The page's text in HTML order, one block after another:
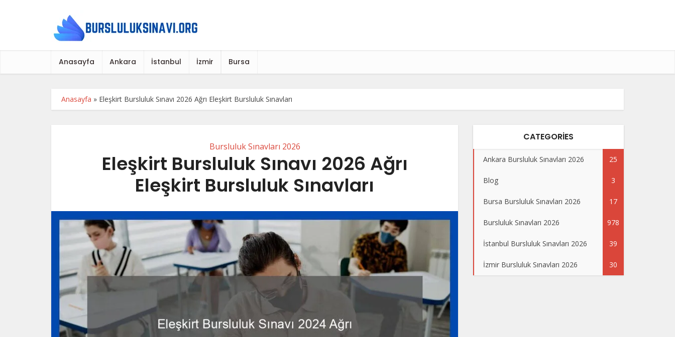
Anasayfa Ankara İstanbul İzmir Bursa
Anasayfa » Eleşkirt Bursluluk Sınavı 2026 Ağrı Eleşkirt Bursluluk Sınavları
Bursluluk Sınavları 2026
Eleşkirt Bursluluk Sınavı 2026 Ağrı
Eleşkirt Bursluluk Sınavları
CATEGORIES
Ankara Bursluluk Sınavları 2026 25
Blog 3
Bursa Bursluluk Sınavları 2026 17
Bursluluk Sınavları 2026 978
İstanbul Bursluluk Sınavları 2026 39
İzmir Bursluluk Sınavları 2026 30